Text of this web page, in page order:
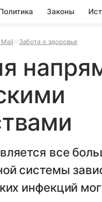
Законы
Забота о здоровье
все
системы
инфекций